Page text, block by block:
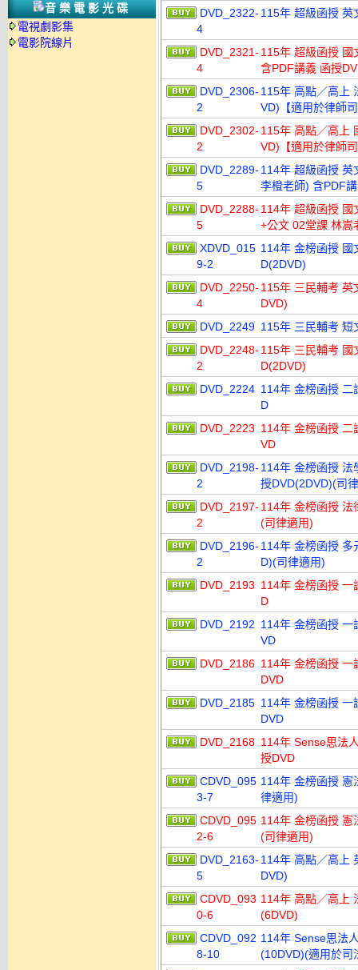
音樂電影光碟
電視劇影集
電影院線片
DVD_2322-
4
115年 超級函授 英
DVD_2321-
4
115年 超級函授 國
含PDF講義 函授
DVD_2306-
2
115年 高點／高上
VD)【適用於律師
DVD_2302-
2
115年 高點／高上
VD)【適用於律師
DVD_2289-
5
114年 超級函授 英
李橙老師) 含PDF
DVD_2288-
5
114年 超級函授 國
+公文 02堂課 林嵩
XDVD_015
9-2
114年 金榜函授 國
D(2DVD)
DVD_2250-
4
115年 三民輔考 英
DVD)
DVD_2249 115年 三民輔考 短
DVD_2248-
2
115年 三民輔考 國
D(2DVD)
DVD_2224 114年 金榜函授 二
D
DVD_2223 114年 金榜函授 二
VD
DVD_2198-
2
114年 金榜函授 法
授DVD(2DVD)(司
DVD_2197-
2
114年 金榜函授 法
(司律適用)
DVD_2196-
2
114年 金榜函授 多
D)(司律適用)
DVD_2193 114年 金榜函授 一
D
DVD_2192 114年 金榜函授 一
VD
DVD_2186 114年 金榜函授 一
DVD
DVD_2185 114年 金榜函授 一
DVD
DVD_2168 114年 Sense思法
授DVD
CDVD_095
3-7
114年 金榜函授 憲
律適用)
CDVD_095
2-6
114年 金榜函授 憲
(司律適用)
DVD_2163-
5
114年 高點／高上
DVD)
CDVD_093
0-6
114年 高點／高上
(6DVD)
CDVD_092
8-10
114年 Sense思法
(10DVD)(適用於司